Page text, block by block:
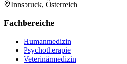
Innsbruck, Österreich
Fachbereiche
Humanmedizin
Psychotherapie
Veterinärmedizin